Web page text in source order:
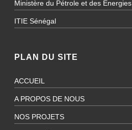
Ministère du Pétrole et des Energies
ITIE Sénégal
PLAN DU SITE
ACCUEIL
A PROPOS DE NOUS
NOS PROJETS